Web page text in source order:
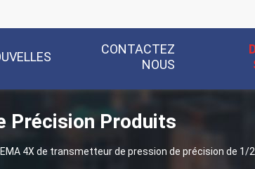
CONTACTEZ
NOUS
Précision Produits
4X de transmetteur de pression de précision de 1/2